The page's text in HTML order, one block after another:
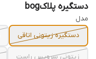
دستگیره پلاکbog
مدل
دستگیره زیتونی اتاقی
زیتونی سرویس راست